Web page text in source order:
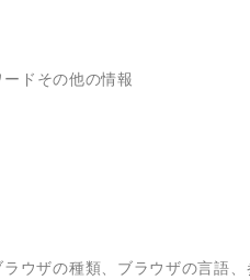
ドその他の情報
ウザの種類、ブラウザの言語